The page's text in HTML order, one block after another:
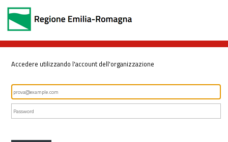
Accedere utilizzando l'account dell'organizzazione